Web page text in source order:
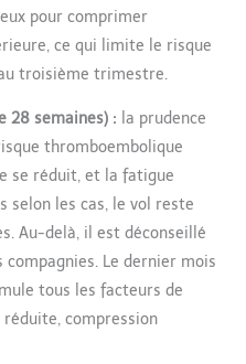
pour comprimer
ce qui limite le risque
troisième trimestre.
28 semaines) : la prudence
thromboembolique
se réduit, et la fatigue
selon les cas, le vol reste
Au-delà, il est déconseillé
Le dernier mois
tous les facteurs de
compression